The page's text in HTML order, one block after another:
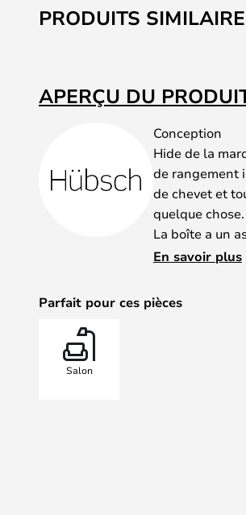
PRODUITS
APERÇU DU
Conception
Hide de la
de rangement
de chevet et
quelque chose.
La boîte a un
certifié FSC,
que vous avez
En savoir plus
Parfait pour ces pièces
Salon